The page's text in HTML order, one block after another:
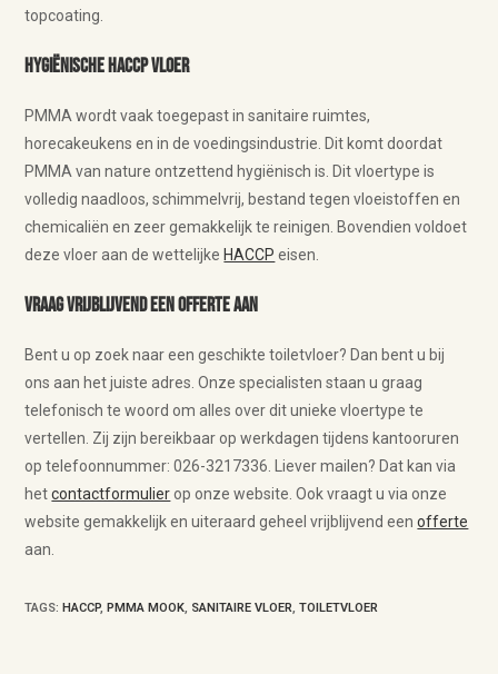
topcoating.
Hygiënische HACCP vloer
PMMA wordt vaak toegepast in sanitaire ruimtes,
horecakeukens en in de voedingsindustrie. Dit komt doordat
PMMA van nature ontzettend hygiënisch is. Dit vloertype is
volledig naadloos, schimmelvrij, bestand tegen vloeistoffen en
chemicaliën en zeer gemakkelijk te reinigen. Bovendien voldoet
deze vloer aan de wettelijke HACCP eisen.
Vraag vrijblijvend een offerte aan
Bent u op zoek naar een geschikte toiletvloer? Dan bent u bij
ons aan het juiste adres. Onze specialisten staan u graag
telefonisch te woord om alles over dit unieke vloertype te
vertellen. Zij zijn bereikbaar op werkdagen tijdens kantooruren
op telefoonnummer: 026-3217336. Liever mailen? Dat kan via
hetcontactformulierop onze website. Ook vraagt u via onze
website gemakkelijk en uiteraard geheel vrijblijvend eenofferte
aan.
TAGS:HACCP, PMMA MOOK, SANITAIRE VLOER, TOILETVLOER